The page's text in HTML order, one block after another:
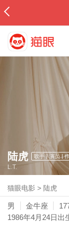
陆虎 歌手 | 演员 |
L.T.
猫眼电影 >陆虎
男 金牛座
1986年4月24日 出